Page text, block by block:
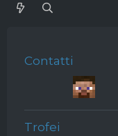
Contatti
Trofei